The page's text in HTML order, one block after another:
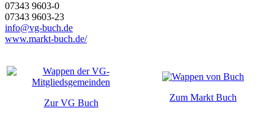
07343 9603-0
07343 9603-23
info@vg-buch.de
www.markt-buch.de/
Zur VG Buch
Zum Markt Buch